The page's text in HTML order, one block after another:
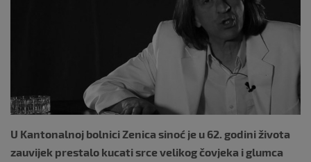
o
k
U Kantonalnoj bolnici Zenica sinoć je u 62. godini života
zauvijek prestalo kucati srce velikog čovjeka i glumca